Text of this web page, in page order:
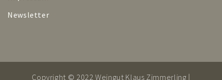
Newsletter
Copyright © 2022 Weingut Klaus Zimmerling |